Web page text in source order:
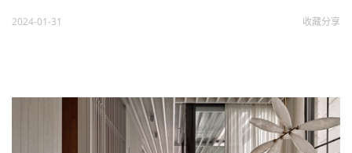
2024-01-31 收藏分享